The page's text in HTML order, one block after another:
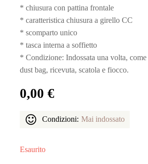
* chiusura con pattina frontale
* caratteristica chiusura a girello CC
* scomparto unico
* tasca interna a soffietto
* Condizione: Indossata una volta,
dust bag, ricevuta, scatola e fiocco.
0,00 €
Condizioni: Mai indossato
Esaurito